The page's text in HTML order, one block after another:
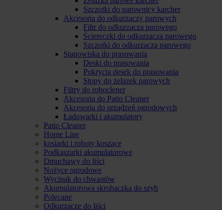
Szczotki do parownicy karcher
Akcesoria do odkurzaczy parowych
Filtr do odkurzacza parowego
Ściereczki do odkurzacza parowego
Szczotki do odkurzacza parowego
Stanowiska do prasowania
Deski do prasowania
Pokrycia desek do prasowania
Stopy do żelazek parowych
Filtry do roboclener
Akcesoria do Patio Cleaner
Akcesoria do urządzeń ogrodowych
Ładowarki i akumulatory
Patio Cleaner
Home Line
kosiarki i roboty koszące
Podkaszarki akumulatorowe
Dmuchawy do liści
Nożyce ogrodowe
Wycinak do chwastów
Akumulatorowa skrobaczka do szyb
Polecane
Odkurzacze do liści